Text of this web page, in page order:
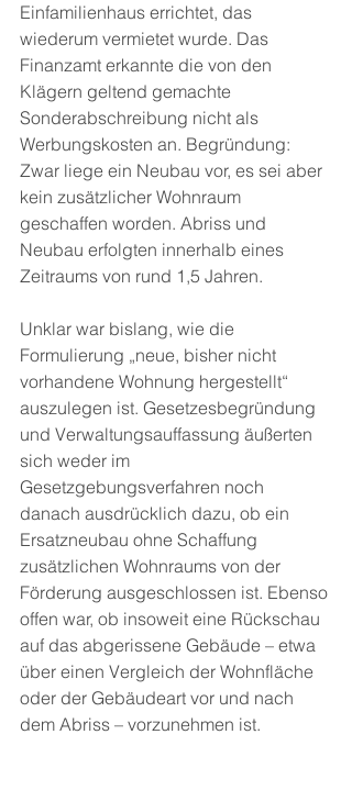
Einfamilienhaus errichtet, das
wiederum vermietet wurde. Das
Finanzamt erkannte die von den
Klägern geltend gemachte
Sonderabschreibung nicht als
Werbungskosten an. Begründung:
Zwar liege ein Neubau vor, es sei aber
kein zusätzlicher Wohnraum
geschaffen worden. Abriss und
Neubau erfolgten innerhalb eines
Zeitraums von rund 1,5 Jahren.
Unklar war bislang, wie die
Formulierung „neue, bisher nicht
vorhandene Wohnung hergestellt“
auszulegen ist. Gesetzesbegründung
und Verwaltungsauffassung äußerten
sich weder im
Gesetzgebungsverfahren noch
danach ausdrücklich dazu, ob ein
Ersatzneubau ohne Schaffung
zusätzlichen Wohnraums von der
Förderung ausgeschlossen ist. Ebenso
offen war, ob insoweit eine Rückschau
auf das abgerissene Gebäude – etwa
über einen Vergleich der Wohnfläche
oder der Gebäudeart vor und nach
dem Abriss – vorzunehmen ist.